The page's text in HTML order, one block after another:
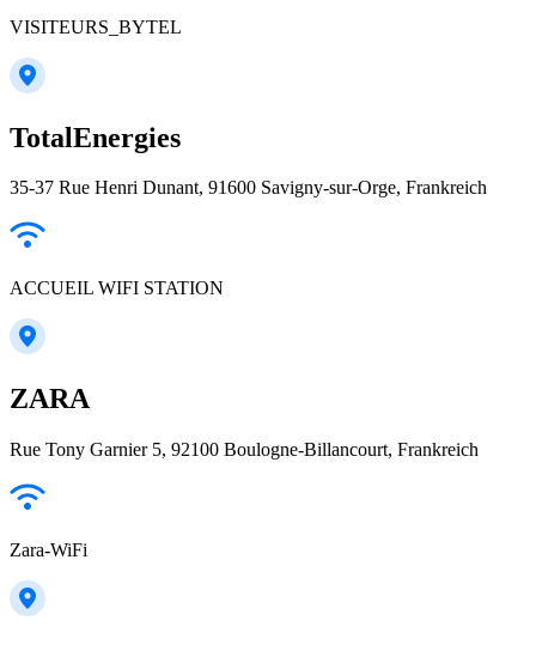
VISITEURS_BYTEL
TotalEnergies
35-37 Rue Henri Dunant, 91600 Savigny-sur-Orge, Frankreich
ACCUEIL WIFI STATION
ZARA
Rue Tony Garnier 5, 92100 Boulogne-Billancourt, Frankreich
Zara-WiFi